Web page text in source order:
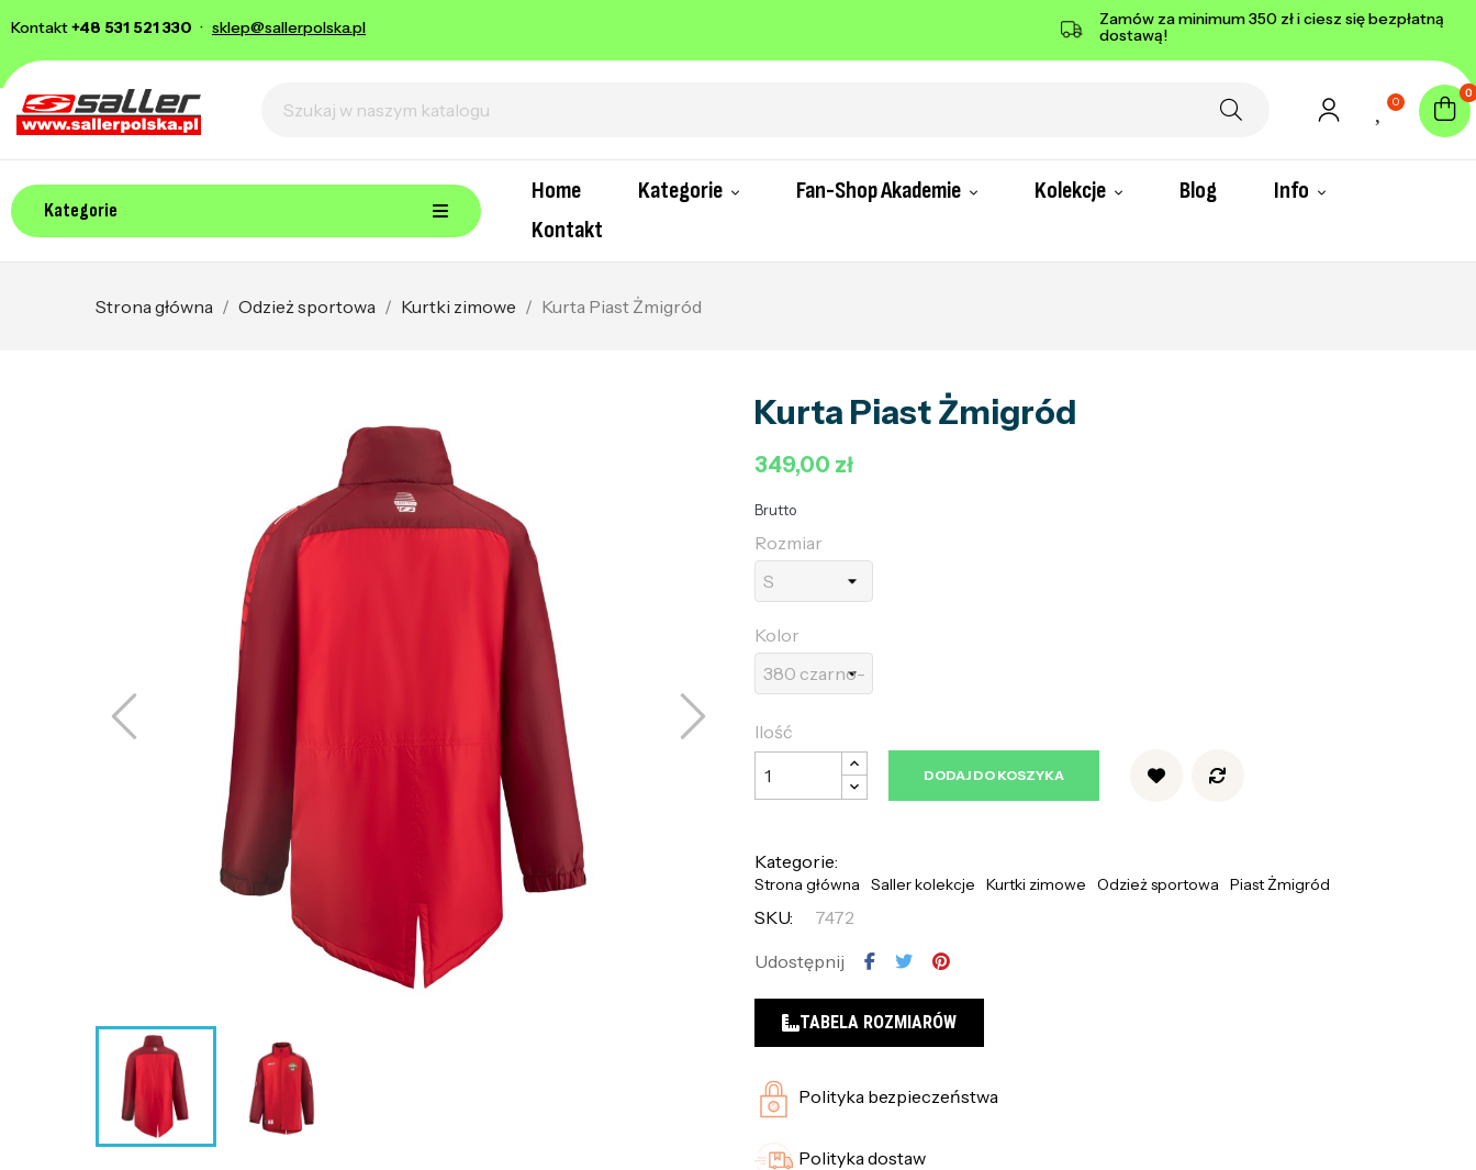
Kontakt+48 531 521 330 · sklep@sallerpolska.pl
Zamów za minimum 350 zł i ciesz się bezpłatną
dostawą!
0
0
Kategorie
Home Kategorie Fan-Shop Akademie Kolekcje Blog
Info
Kontakt
Strona główna Odzież sportowa Kurtki zimowe Kurta Piast Żmigród
Kurta Piast Żmigród
349,00 zł
Brutto
Rozmiar
Kolor
Ilość
DODAJ DO KOSZYKA
Kategorie:
Strona główna Saller kolekcje Kurtki zimowe Odzież sportowa Piast Żmigród
SKU:
7472
Udostępnij
TABELA ROZMIARÓW
Polityka bezpieczeństwa
Polityka dostaw